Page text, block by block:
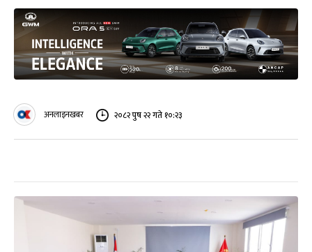
अनलाइनखबर २०८२ पुष २२ गते १०:२३